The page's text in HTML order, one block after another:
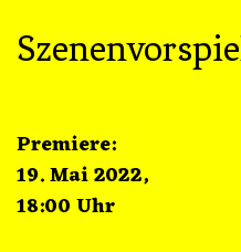
Premiere:
19. Mai 2022,
18:00 Uhr